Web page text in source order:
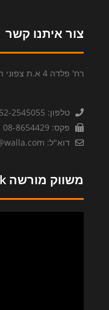
צור איתנו קשר
רח' פלדה 4 א.ת צפוני ת.ד 12707 מיקוד 7752400 אשדוד
טלפון: 052-2545055
פקס: 08-8654429
דוא"ל: sheli_sahar@walla.com
משווק מורשה Özçelik